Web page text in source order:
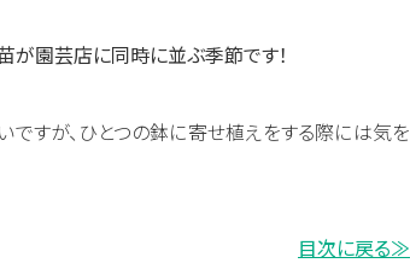
園芸店に同時に並ぶ季節です！
すが、ひとつの鉢に寄せ植えをする際には気を
目次に戻る≫